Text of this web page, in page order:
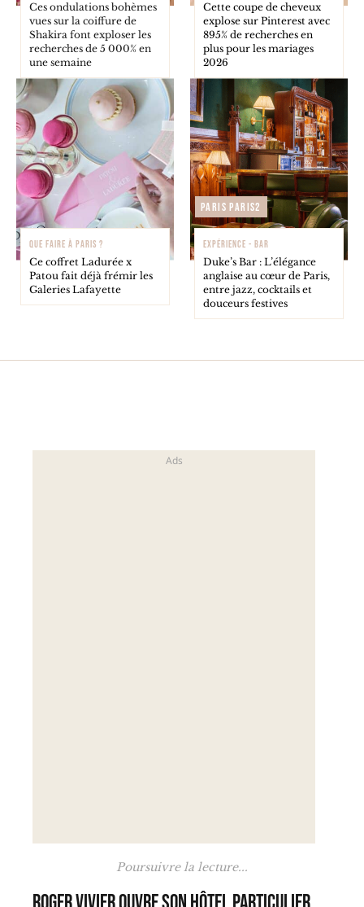
Ces ondulations bohèmes
vues sur la coiffure de
Shakira font exploser les
recherches de 5 000% en
une semaine
Cette coupe de cheveux
explose sur Pinterest avec
895% de recherches en
plus pour les mariages
2026
QUE FAIRE À PARIS ?
Ce coffret Ladurée x
Patou fait déjà frémir les
Galeries Lafayette
Paris Paris2
EXPÉRIENCE - BAR
Duke’s Bar : L’élégance
anglaise au cœur de Paris,
entre jazz, cocktails et
douceurs festives
Poursuivre la lecture...